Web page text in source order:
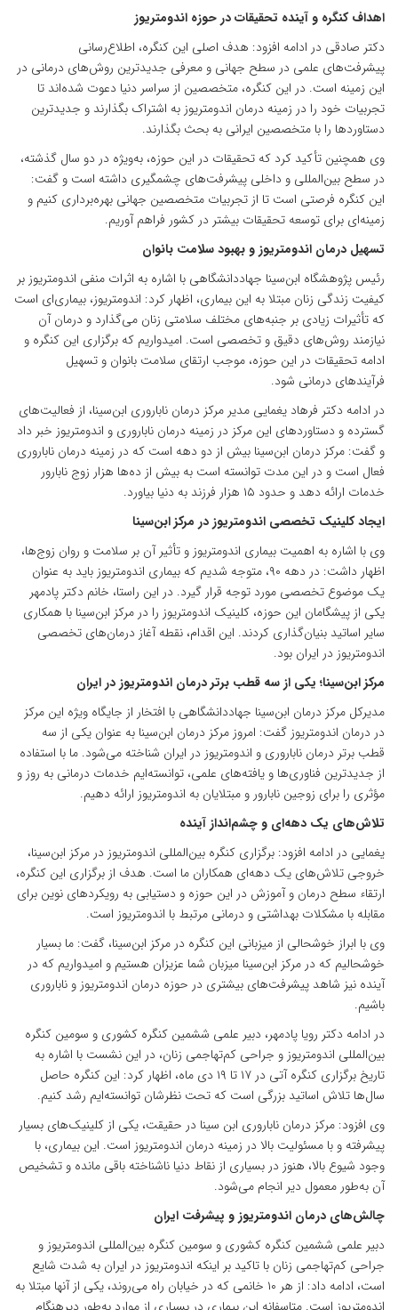
اهداف کنگره و آینده تحقیقات در حوزه اندومتریوز
دکتر صادقی در ادامه افزود: هدف اصلی این کنگره، اطلاع‌رسانی
پیشرفت‌های علمی در سطح جهانی و معرفی جدیدترین روش‌های درمانی در
این زمینه است. در این کنگره، متخصصین از سراسر دنیا دعوت شده‌اند تا
تجربیات خود را در زمینه درمان اندومتریوز به اشتراک بگذارند و جدیدترین
دستاوردها را با متخصصین ایرانی به بحث بگذارند.
وی همچنین تأکید کرد که تحقیقات در این حوزه، به‌ویژه در دو سال گذشته،
در سطح بین‌المللی و داخلی پیشرفت‌های چشمگیری داشته است و گفت:
این کنگره فرصتی است تا از تجربیات متخصصین جهانی بهره‌برداری کنیم و
زمینه‌ای برای توسعه تحقیقات بیشتر در کشور فراهم آوریم.
تسهیل درمان اندومتریوز و بهبود سلامت بانوان
رئیس پژوهشگاه ابن‌سینا جهاددانشگاهی با اشاره به اثرات منفی اندومتریوز بر
کیفیت زندگی زنان مبتلا به این بیماری، اظهار کرد: اندومتریوز، بیماری‌ای است
که تأثیرات زیادی بر جنبه‌های مختلف سلامتی زنان می‌گذارد و درمان آن
نیازمند روش‌های دقیق و تخصصی است. امیدواریم که برگزاری این کنگره و
ادامه تحقیقات در این حوزه، موجب ارتقای سلامت بانوان و تسهیل
فرآیندهای درمانی شود.
در ادامه دکتر فرهاد یغمایی مدیر مرکز درمان ناباروری ابن‌سینا، از فعالیت‌های
گسترده و دستاوردهای این مرکز در زمینه درمان ناباروری و اندومتریوز خبر داد
و گفت: مرکز درمان ابن‌سینا بیش از دو دهه است که در زمینه درمان ناباروری
فعال است و در این مدت توانسته است به بیش از ده‌ها هزار زوج نابارور
خدمات ارائه دهد و حدود ۱۵ هزار فرزند به دنیا بیاورد.
ایجاد کلینیک تخصصی اندومتریوز در مرکز ابن‌سینا
وی با اشاره به اهمیت بیماری اندومتریوز و تأثیر آن بر سلامت و روان زوج‌ها،
اظهار داشت: در دهه ۹۰، متوجه شدیم که بیماری اندومتریوز باید به عنوان
یک موضوع تخصصی مورد توجه قرار گیرد. در این راستا، خانم دکتر پادمهر
یکی از پیشگامان این حوزه، کلینیک اندومتریوز را در مرکز ابن‌سینا با همکاری
سایر اساتید بنیان‌گذاری کردند. این اقدام، نقطه آغاز درمان‌های تخصصی
اندومتریوز در ایران بود.
مرکز ابن‌سینا؛ یکی از سه قطب برتر درمان اندومتریوز در ایران
مدیرکل مرکز درمان ابن‌سینا جهاددانشگاهی با افتخار از جایگاه ویژه این مرکز
در درمان اندومتریوز گفت: امروز مرکز درمان ابن‌سینا به عنوان یکی از سه
قطب برتر درمان ناباروری و اندومتریوز در ایران شناخته می‌شود. ما با استفاده
از جدیدترین فناوری‌ها و یافته‌های علمی، توانسته‌ایم خدمات درمانی به روز و
مؤثری را برای زوجین نابارور و مبتلایان به اندومتریوز ارائه دهیم.
تلاش‌های یک دهه‌ای و چشم‌انداز آینده
یغمایی در ادامه افزود: برگزاری کنگره بین‌المللی اندومتریوز در مرکز ابن‌سینا،
خروجی تلاش‌های یک دهه‌ای همکاران ما است. هدف از برگزاری این کنگره،
ارتقاء سطح درمان و آموزش در این حوزه و دستیابی به رویکردهای نوین برای
مقابله با مشکلات بهداشتی و درمانی مرتبط با اندومتریوز است.
وی با ابراز خوشحالی از میزبانی این کنگره در مرکز ابن‌سینا، گفت: ما بسیار
خوشحالیم که در مرکز ابن‌سینا میزبان شما عزیزان هستیم و امیدواریم که در
آینده نیز شاهد پیشرفت‌های بیشتری در حوزه درمان اندومتریوز و ناباروری
باشیم.
در ادامه دکتر رویا پادمهر، دبیر علمی ششمین کنگره کشوری و سومین کنگره
بین‌المللی اندومتریوز و جراحی کم‌تهاجمی زنان، در این نشست با اشاره به
تاریخ برگزاری کنگره آتی در ۱۷ تا ۱۹ دی ماه، اظهار کرد: این کنگره حاصل
سال‌ها تلاش اساتید بزرگی است که تحت نظرشان توانسته‌ایم رشد کنیم.
وی افزود: مرکز درمان ناباروری ابن سینا در حقیقت، یکی از کلینیک‌های بسیار
پیشرفته و با مسئولیت بالا در زمینه درمان اندومتریوز است. این بیماری، با
وجود شیوع بالا، هنوز در بسیاری از نقاط دنیا ناشناخته باقی مانده و تشخیص
آن به‌طور معمول دیر انجام می‌شود.
چالش‌های درمان اندومتریوز و پیشرفت ایران
دبیر علمی ششمین کنگره کشوری و سومین کنگره بین‌المللی اندومتریوز و
جراحی کم‌تهاجمی زنان با تاکید بر اینکه اندومتریوز در ایران به شدت شایع
است، ادامه داد: از هر ۱۰ خانمی که در خیابان راه می‌روند، یکی از آنها مبتلا به